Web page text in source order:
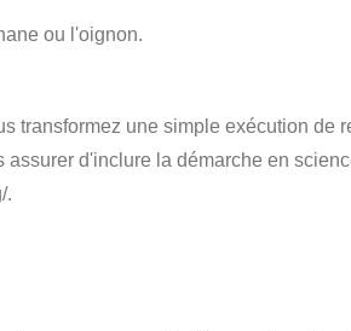
ou l'oignon.
une simple exécution de
d'inclure la démarche en
.